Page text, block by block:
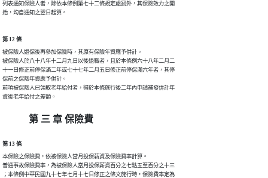
列表通知保險人者，除依本條例第七十二條規定處罰外，其保險效力之開
始，均自通知之翌日起算。
第 12 條
被保險人退保後再參加保險時，其原有保險年資應予併計。
被保險人於八十八年十二月九日以後退職者，且於本條例六十八年二月二
十一日修正前停保滿二年或七十七年二月五日修正前停保滿六年者，其停
保前之保險年資應予併計。
前項被保險人已領取老年給付者，得於本條施行後二年內申請補發併計年
資後老年給付之差額。
第 三 章 保險費
第 13 條
本保險之保險費，依被保險人當月投保薪資及保險費率計算。
普通事故保險費率，為被保險人當月投保薪資百分之七點五至百分之十三
；本條例中華民國九十七年七月十七日修正之條文施行時，保險費率定為